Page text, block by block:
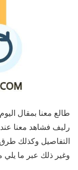
طالع معنا بمقال
رليف فشاهد معنا
التفاصيل وكذلك
وغير ذلك عبر ما